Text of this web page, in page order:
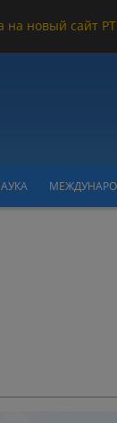
на новый сайт